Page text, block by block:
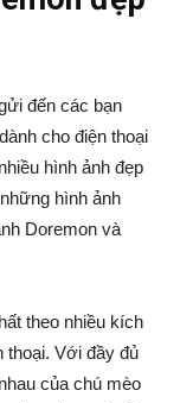
đến các bạn
cho điện thoại
hình ảnh đẹp
hình ảnh
Doremon và
theo nhiều kích
thoại. Với đầy đủ
của chú mèo